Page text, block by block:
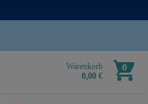
Warenkorb
0,00 €
0